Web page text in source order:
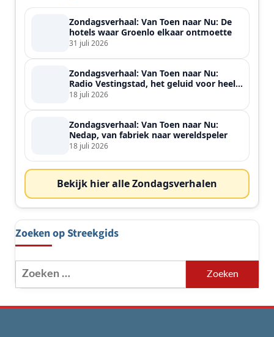
Zondagsverhaal: Van Toen naar Nu: De
hotels waar Groenlo elkaar ontmoette
31 juli 2026
Zondagsverhaal: Van Toen naar Nu:
Radio Vestingstad, het geluid voor heel
de streek
18 juli 2026
Zondagsverhaal: Van Toen naar Nu:
Nedap, van fabriek naar wereldspeler
18 juli 2026
Bekijk hier alle Zondagsverhalen
Zoeken op Streekgids
Zoeken
naar: